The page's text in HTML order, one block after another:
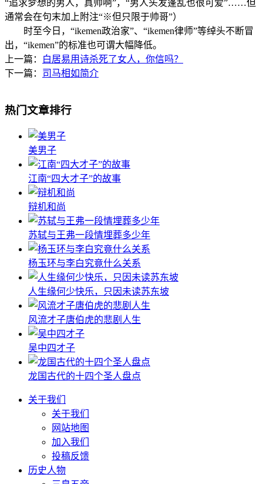
“追求梦想的男人，真帅啊”，“男人头发蓬乱也很可爱”……但
通常会在句末加上附注“※但只限于帅哥”）
时至今日，“ikemen政治家”、“ikemen律师”等绰头不断冒
出，“ikemen”的标准也可谓大幅降低。
上一篇：
白居易用诗杀死了女人，你信吗？
下一篇： 司马相如简介
热门文章排行
美男子
江南“四大才子”的故事
辩机和尚
苏轼与王弗一段情埋葬多少年
杨玉环与李白究竟什么关系
人生缘何少快乐，只因未读苏东坡
风流才子唐伯虎的悲剧人生
吴中四才子
龙国古代的十四个圣人盘点
关于我们
关于我们
网站地图
加入我们
投稿反馈
历史人物